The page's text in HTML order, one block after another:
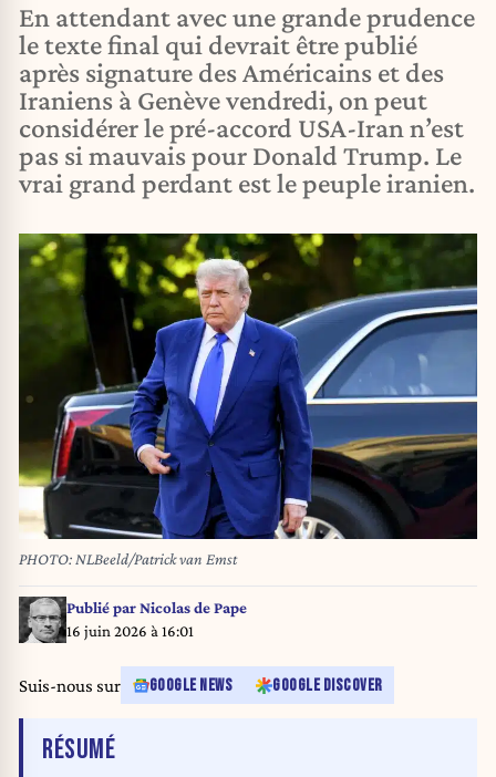
En attendant avec une grande prudence
le texte final qui devrait être publié
après signature des Américains et des
Iraniens à Genève vendredi, on peut
considérer le pré-accord USA-Iran n’est
pas si mauvais pour Donald Trump. Le
vrai grand perdant est le peuple iranien.
PHOTO: NLBeeld/Patrick van Emst
Publié parNicolas de Pape
16 juin 2026 à 16:01
Suis-nous sur GOOGLE NEWS GOOGLE DISCOVER
RÉSUMÉDE L'ARTICLE